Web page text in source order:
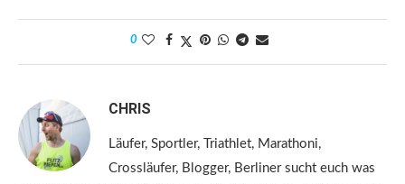
0
CHRIS
Läufer, Sportler, Triathlet, Marathoni,
Crossläufer, Blogger, Berliner sucht euch was